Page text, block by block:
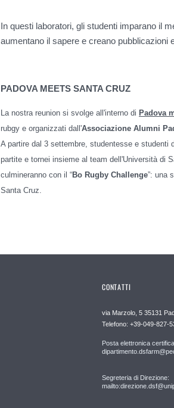
In questi laboratori, gli studenti imparano il
aumentano il sapere e creano pubblicazioni
PADOVA MEETS SANTA CRUZ
La nostra reunion si svolge all'interno di Padova
rubgy e organizzati dall'Associazione Alumni
A partire dal 3 settembre, studentesse e studenti
partite e tornei insieme al team dell'Università di
culmineranno con il “Bo Rugby Challenge”: una
Santa Cruz.
CONTATTI
via Marzolo, 5 35131
Telefono: +39-049-827-
Posta elettronica
Segreteria di Direzione: